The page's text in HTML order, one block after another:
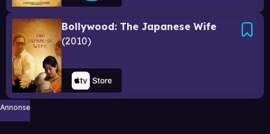
Bollywood: The Japanese Wife
2010
Annonse